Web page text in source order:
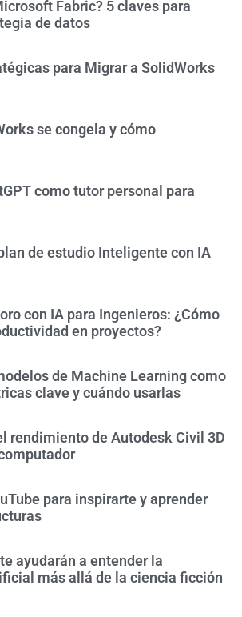
Fabric? 5 claves para
de datos
para Migrar a SolidWorks
se congela y cómo
como tutor personal para
de estudio Inteligente con IA
con IA para Ingenieros: ¿Cómo
en proyectos?
de Machine Learning como
clave y cuándo usarlas
rendimiento de Autodesk Civil 3D
para inspirarte y aprender
ayudarán a entender la
más allá de la ciencia ficción